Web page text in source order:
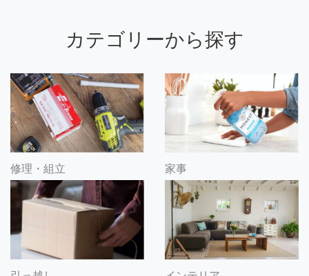
カテゴリーから探す
修理・組立 家事